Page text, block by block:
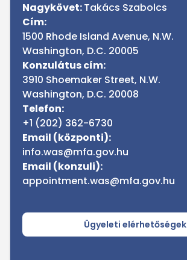
Nagykövet:Takács Szabolcs
Cím:
1500 Rhode Island Avenue, N.W.
Washington, D.C. 20005
Konzulátus cím:
3910 Shoemaker Street, N.W.
Washington, D.C. 20008
Telefon:
+1 (202) 362-6730
Email (központi):
info.was@mfa.gov.hu
Email (konzuli):
appointment.was@mfa.gov.hu
Ügyeleti elérhetőségek